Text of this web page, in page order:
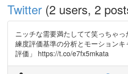
Twitter (2 users, 2
ニッチな需要満たしてて笑っちゃ
練度評価基準の分析とモーション
評価」 https://t.co/e7fx5mkata